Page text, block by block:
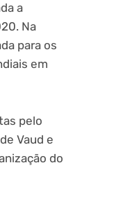
a
Na
para os
em
pelo
Vaud e
do